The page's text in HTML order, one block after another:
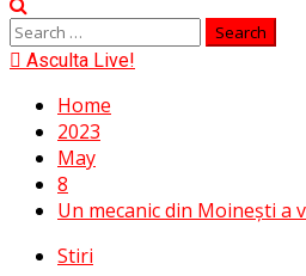
Menu
Search
for:Asculta Live!
Home
2023
May
8
Un mecanic din Moinești a
Stiri